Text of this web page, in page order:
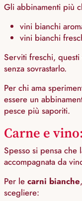
Gli abbinamenti più
vini bianchi
vini bianchi
Serviti freschi,
senza sovrastarlo.
Per chi ama
essere un
pesce più saporiti.
Carne e
Spesso si pensa che
accompagnata da
Per le carni bianche
scegliere: